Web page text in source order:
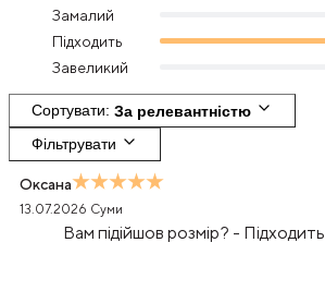
Замалий
Підходить
Завеликий
Сортувати За релевантністю
Фільтрувати
Оксана
13.07.2026 Суми
Вам підійшов розмір? - Підходить